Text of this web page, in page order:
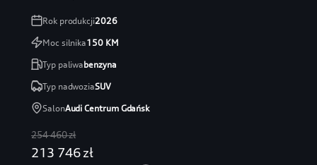
Rok produkcji2026
Moc silnika150KM
Typ paliwabenzyna
Typ nadwoziaSUV
SalonAudi Centrum Gdańsk
254 460 zł
213 746 zł